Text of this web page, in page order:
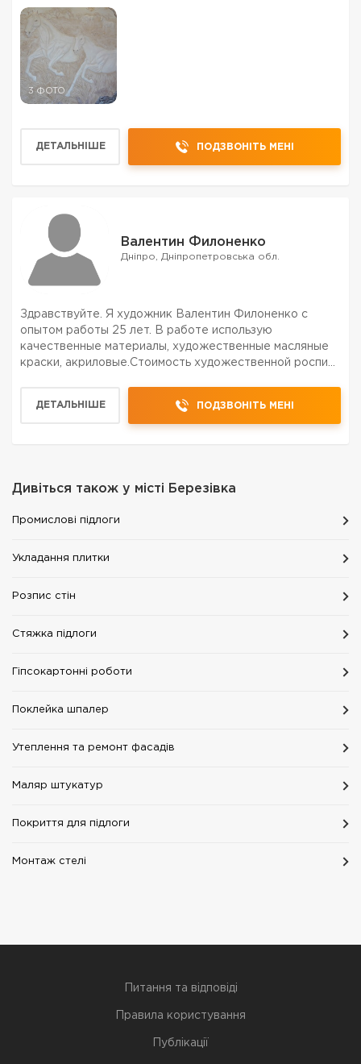
із зображеннями людей, тварин. Робл...
3 ФОТО
ДЕТАЛЬНІШЕ ПОДЗВОНІТЬ МЕНІ
Валентин Филоненко
Дніпро, Дніпропетровська обл.
Здравствуйте. Я художник Валентин Филоненко с
опытом работы 25 лет. В работе использую
качественные материалы, художественные масляные
краски, акриловые.Стоимость художественной росписи
росписывать. Помогу с выбо...
ДЕТАЛЬНІШЕ ПОДЗВОНІТЬ МЕНІ
Дивіться також у місті Березівка
Промислові підлоги
Укладання плитки
Розпис стін
Стяжка підлоги
Гіпсокартонні роботи
Поклейка шпалер
Утеплення та ремонт фасадів
Маляр штукатур
Покриття для підлоги
Монтаж стелі
Питання та відповіді
Правила користування
Публікації